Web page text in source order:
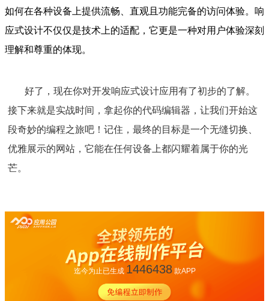
如何在各种设备上提供流畅、直观且功能完备的访问体验。响
应式设计不仅仅是技术上的适配，它更是一种对用户体验深刻
理解和尊重的体现。
好了，现在你对开发响应式设计应用有了初步的了解。
接下来就是实战时间，拿起你的代码编辑器，让我们开始这
段奇妙的编程之旅吧！记住，最终的目标是一个无缝切换、
优雅展示的网站，它能在任何设备上都闪耀着属于你的光
芒。
迄今为止已生成 1446438款APP